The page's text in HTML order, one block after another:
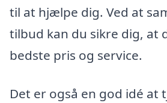
til at hjælpe dig. Ved at
tilbud kan du sikre dig, at
bedste pris og service.
Det er også en god idé at